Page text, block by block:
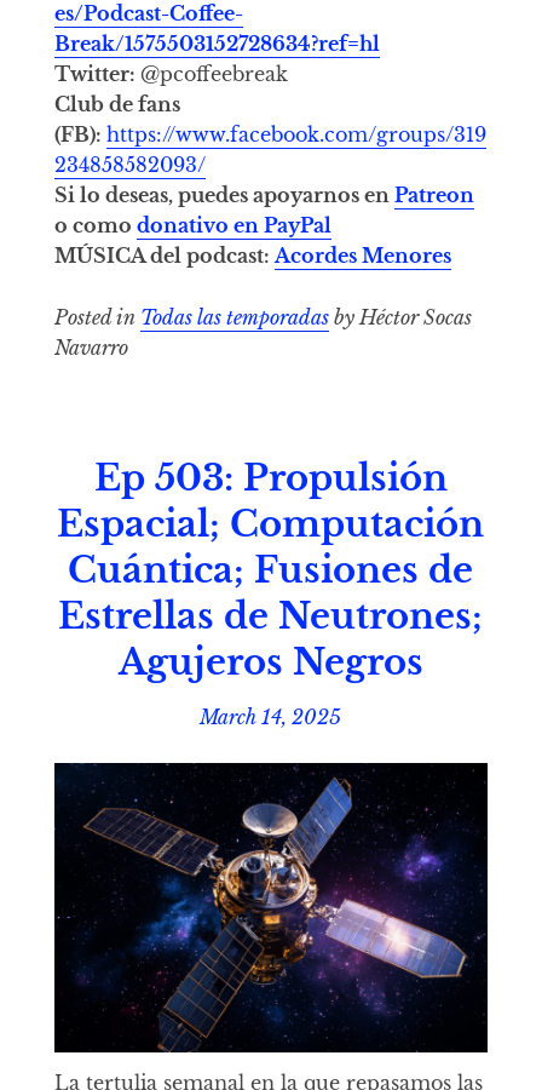
es/Podcast-Coffee-
Break/1575503152728634?ref=hl
Twitter: @pcoffeebreak
Club de fans
(FB): https://www.facebook.com/groups/319
234858582093/
Si lo deseas, puedes apoyarnos en Patreon
o como donativo en PayPal
MÚSICA del podcast:Acordes Menores
Posted in Todas las temporadasby Héctor Socas
Navarro
Ep 503: Propulsión
Espacial; Computación
Cuántica; Fusiones de
Estrellas de Neutrones;
Agujeros Negros
March 14, 2025
La tertulia semanal en la que repasamos las